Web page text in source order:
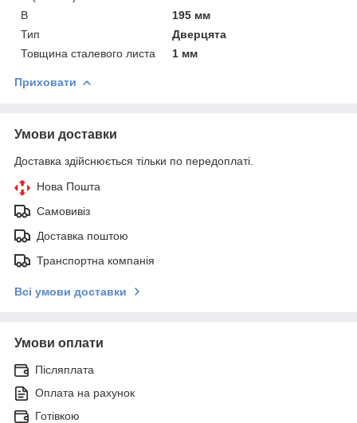
B
195 мм
Тип
Дверцята
Товщина сталевого листа
1 мм
Приховати
Умови доставки
Доставка здійснюється тільки по передоплаті.
Нова Пошта
Самовивіз
Доставка поштою
Транспортна компанія
Всі умови доставки
Умови оплати
Післяплата
Оплата на рахунок
Готівкою